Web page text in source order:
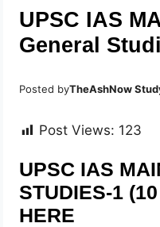
UPSC IAS
General
Posted byTheAshNow
Post Views: 123
UPSC IAS
STUDIES-1
HERE